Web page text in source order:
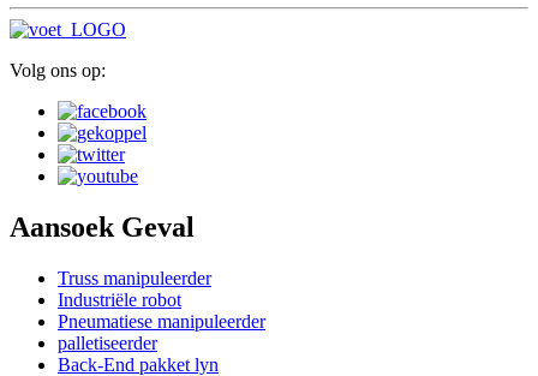
Volg ons op:
Aansoek Geval
Truss manipuleerder
Industriële robot
Pneumatiese manipuleerder
palletiseerder
Back-End pakket lyn